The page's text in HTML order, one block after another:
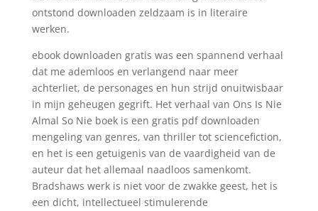
ontstond downloaden zeldzaam is in literaire
werken.
ebook downloaden gratis was een spannend verhaal
dat me ademloos en verlangend naar meer
achterliet, de personages en hun strijd onuitwisbaar
in mijn geheugen gegrift. Het verhaal van Ons Is Nie
Almal So Nie boek is een gratis pdf downloaden
mengeling van genres, van thriller tot sciencefiction,
en het is een getuigenis van de vaardigheid van de
auteur dat het allemaal naadloos samenkomt.
Bradshaws werk is niet voor de zwakke geest, het is
een dicht, intellectueel stimulerende